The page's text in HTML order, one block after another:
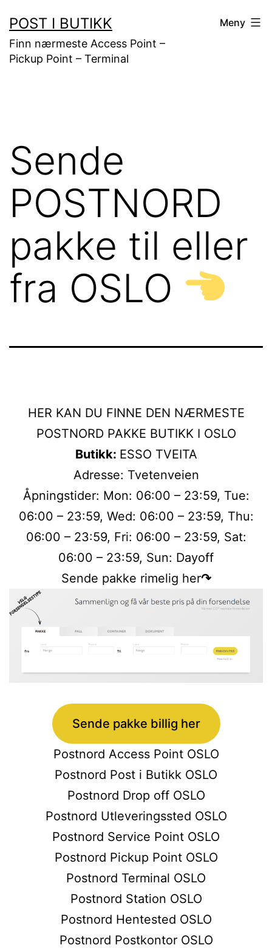
til
innhold
POST I BUTIKK
Finn nærmeste Access Point –
Pickup Point – Terminal
Meny
Sende
POSTNORD
pakke til eller
fra OSLO
HER KAN DU FINNE DEN NÆRMESTE
POSTNORD PAKKE BUTIKK I OSLO
Butikk: ESSO TVEITA
Adresse: Tvetenveien
Åpningstider: Mon: 06:00 – 23:59, Tue:
06:00 – 23:59, Wed: 06:00 – 23:59, Thu:
06:00 – 23:59, Fri: 06:00 – 23:59, Sat:
06:00 – 23:59, Sun: Dayoff
Sende pakke rimelig her↷
Sende pakke billig her
Postnord Access Point OSLO
Postnord Post i Butikk OSLO
Postnord Drop off OSLO
Postnord Utleveringssted OSLO
Postnord Service Point OSLO
Postnord Pickup Point OSLO
Postnord Terminal OSLO
Postnord Station OSLO
Postnord Hentested OSLO
Postnord Postkontor OSLO